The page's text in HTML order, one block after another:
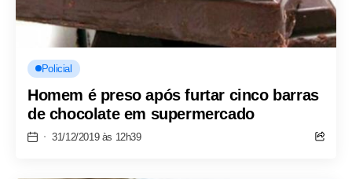
Policial
Homem é preso após furtar cinco barras
de chocolate em supermercado
31/12/2019 às 12h39